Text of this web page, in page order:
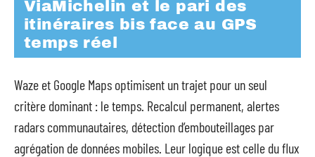
ViaMichelin et le pari des
itinéraires bis face au GPS
temps réel
Waze et Google Maps optimisent un trajet pour un seul
critère dominant : le temps. Recalcul permanent, alertes
radars communautaires, détection d’embouteillages par
agrégation de données mobiles. Leur logique est celle du flux